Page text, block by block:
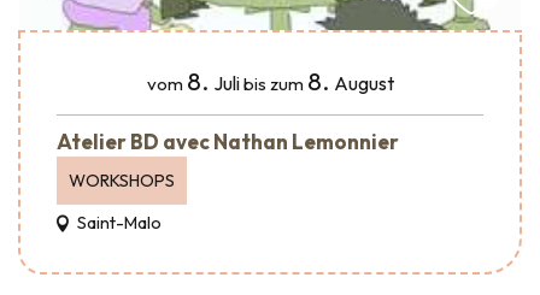
vom 8. Julibis zum 8. August
Atelier BD avec Nathan Lemonnier
WORKSHOPS
Saint-Malo